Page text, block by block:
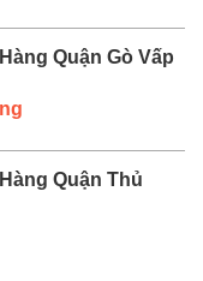
Quận Gò Vấp
Quận Thủ